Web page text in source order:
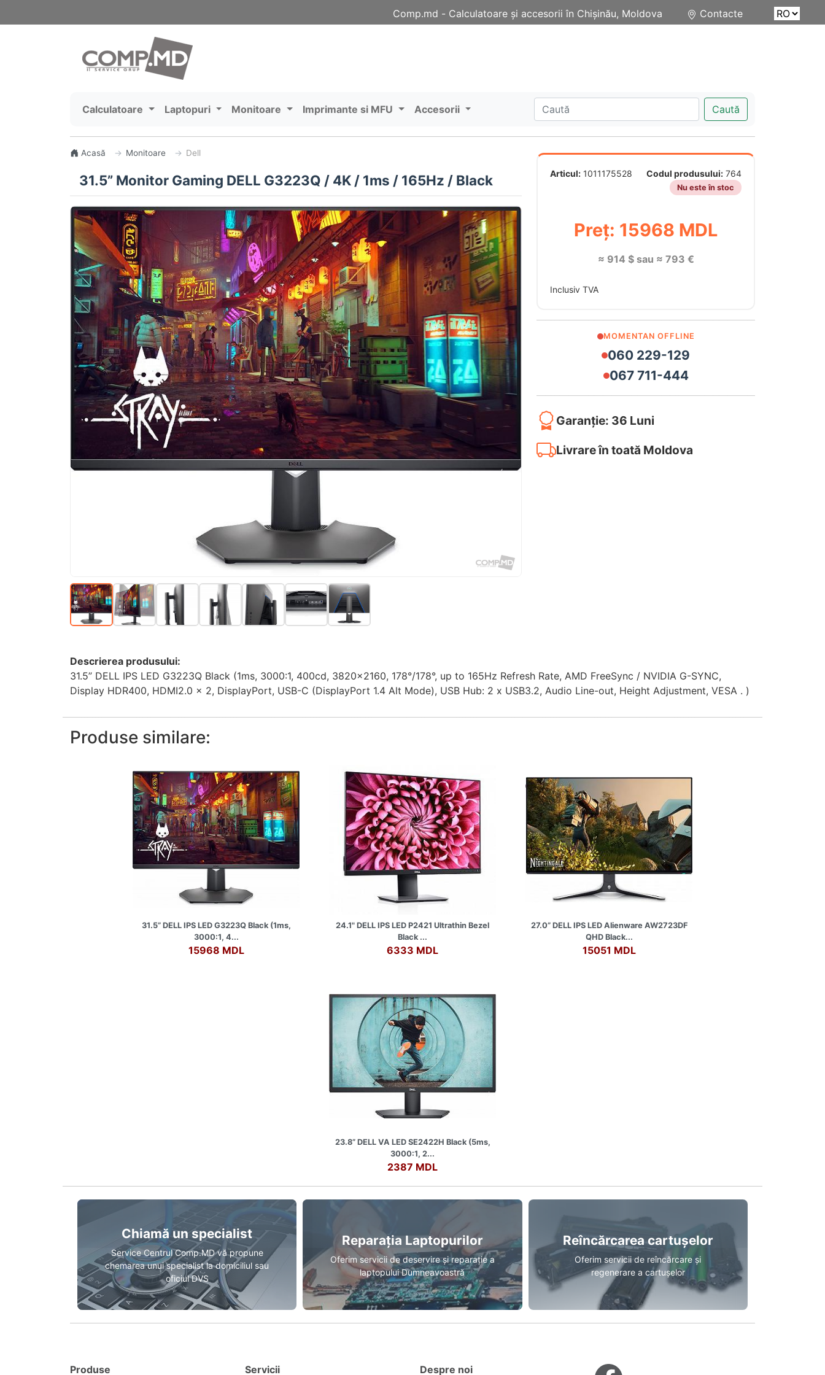
Contacte
Comp.md - Сalculatoare și accesorii în Chișinău, Moldova
Calculatoare Laptopuri Monitoare Imprimante si MFU Accesorii Caută
Acasă Monitoare Dell
31.5” Monitor Gaming DELL G3223Q / 4K / 1ms / 165Hz / Black Articul: 1011175528 Codul produsului: 764
Nu este în stoc
Preț: 15968 MDL
≈ 914 $ sau ≈ 793 €
Inclusiv TVA
MOMENTAN OFFLINE
060 229-129
067 711-444
Garanție: 36 Luni
Livrare în toată Moldova
Descrierea produsului:
31.5” DELL IPS LED G3223Q Black (1ms, 3000:1, 400cd, 3820x2160, 178°/178°, up to 165Hz Refresh Rate, AMD FreeSync / NVIDIA G-SYNC,
Display HDR400, HDMI2.0 x 2, DisplayPort, USB-C (DisplayPort 1.4 Alt Mode), USB Hub: 2 x USB3.2, Audio Line-out, Height Adjustment, VESA . )
Produse similare:
31.5” DELL IPS LED G3223Q Black (1ms,
3000:1, 4...
15968 MDL
24.1" DELL IPS LED P2421 Ultrathin Bezel
Black ...
6333 MDL
27.0” DELL IPS LED Alienware AW2723DF
QHD Black...
15051 MDL
23.8” DELL VA LED SE2422H Black (5ms,
3000:1, 2...
2387 MDL
Chiamă un specialist
Service Centrul Comp.MD vă propune
chemarea unui specialist la domiciliul sau
oficiul DVS
Reparația Laptopurilor
Oferim servicii de deservire și reparație a
laptopului Dumneavoastră
Reîncărcarea cartușelor
Oferim servicii de reîncărcare și
regenerare a cartușelor
Produse Servicii Despre noi